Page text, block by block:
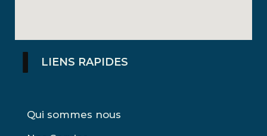
LIENS RAPIDES
Qui sommes nous